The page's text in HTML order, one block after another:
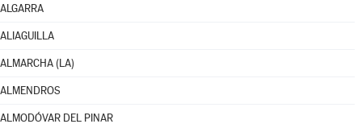
ALGARRA
ALIAGUILLA
ALMARCHA (LA)
ALMENDROS
ALMODÓVAR DEL PINAR